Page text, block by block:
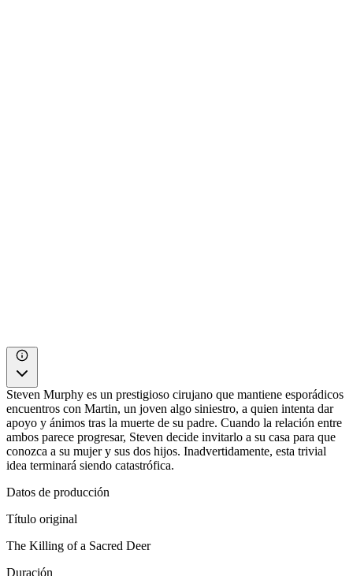
Steven Murphy es un prestigioso cirujano que mantiene esporádicos
encuentros con Martin, un joven algo siniestro, a quien intenta dar
apoyo y ánimos tras la muerte de su padre. Cuando la relación entre
ambos parece progresar, Steven decide invitarlo a su casa para que
conozca a su mujer y sus dos hijos. Inadvertidamente, esta trivial
idea terminará siendo catastrófica.
Datos de producción
Título original
The Killing of a Sacred Deer
Duración